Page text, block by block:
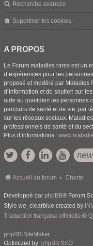
Recherche avancée
Supprimer les cookies
A PROPOS
Le Forum maladies rares est un
d’expériences pour les
proposé et modéré par Maladies
d’information et de soutien sur
aide au quotidien les personnes
parcours de santé et de vie, par
sur les réseaux sociaux.
professionnels de santé et du
Plus d’informations :
Accueil du forum Charte
Développé par phpBB® Forum
Style we_clearblue created by
Traduction française officielle ©
phpBB SiteMaker
Optimized by: phpBB SEO